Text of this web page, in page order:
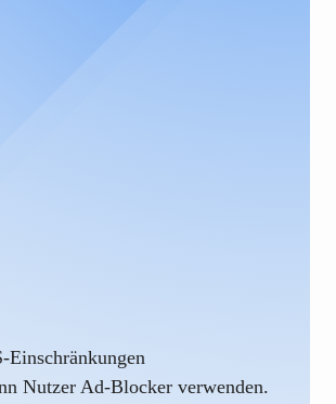
Einschränkungen
Nutzer Ad-Blocker verwenden.